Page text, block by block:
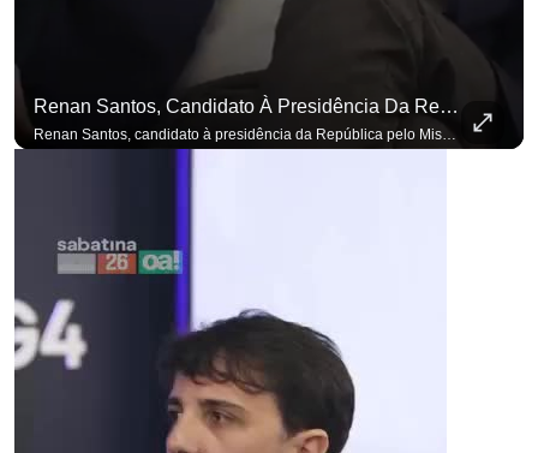
Renan Santos, Candidato À Presidência Da República Pelo Missão, Defende Aplicar Reformas Fiscais